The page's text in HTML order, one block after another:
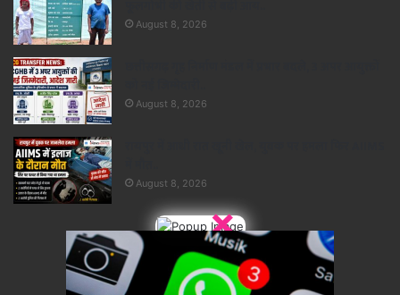
×
August 8, 2026
August 8, 2026
August 8, 2026